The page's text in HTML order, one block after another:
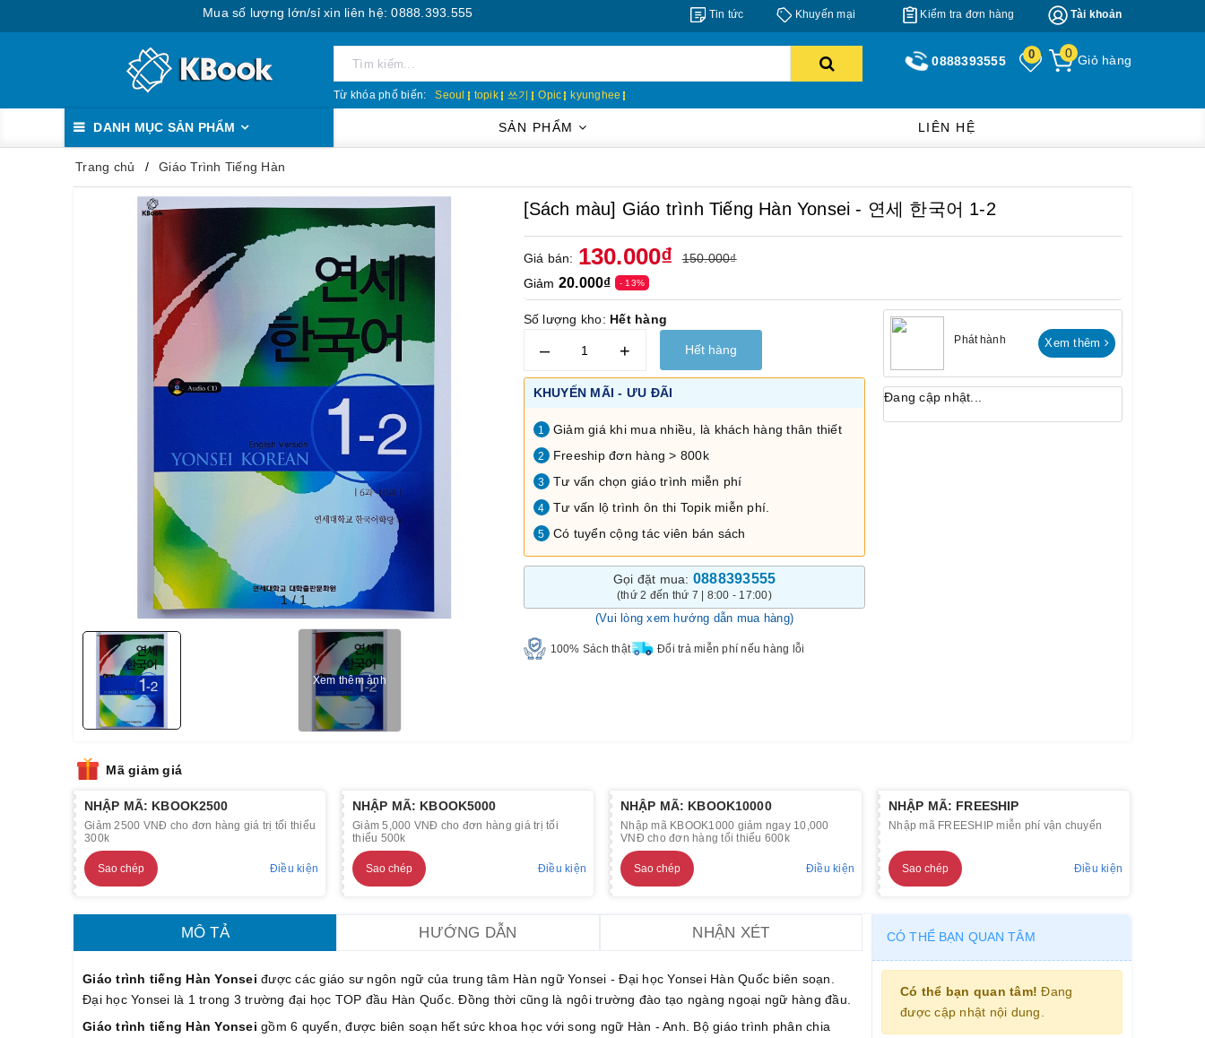
Mua số lượng lớn/sỉ xin liên hệ: 0888.393.555 Tài khoản
Kiểm tra đơn hàng
Khuyến mại
Tin tức
Từ khóa phổ biến: Seoul topik 쓰기 Opic kyunghee
Giỏ hàng
0
0
0888393555
DANH MỤC SẢN PHẨM SẢN PHẨM LIÊN HỆ
Trang chủ Giáo Trình Tiếng Hàn
1/1
Xem thêm ảnh
[Sách màu] Giáo trình Tiếng Hàn Yonsei - 연세 한국어 1-2
Giá bán: 130.000₫
150.000₫
Giảm 20.000₫ - 13%
Số lượng kho: Hết hàng
– + Hết hàng
KHUYẾN MÃI - ƯU ĐÃI
1 Giảm giá khi mua nhiều, là khách hàng thân thiết
2 Freeship đơn hàng > 800k
3 Tư vấn chọn giáo trình miễn phí
4 Tư vấn lộ trình ôn thi Topik miễn phí.
5 Có tuyển cộng tác viên bán sách
Gọi đặt mua: 0888393555
(thứ 2 đến thứ 7 | 8:00 - 17:00)
(Vui lòng xem hướng dẫn mua hàng)
100% Sách thật Đổi trả miễn phí nếu hàng lỗi
Phát hành Xem thêm
Đang cập nhật...
Mã giảm giá
NHẬP MÃ: KBOOK2500
Giảm 2500 VNĐ cho đơn hàng giá trị tối thiểu
300k
Sao chép Điều kiện
NHẬP MÃ: KBOOK5000
Giảm 5,000 VNĐ cho đơn hàng giá trị tối
thiểu 500k
Sao chép Điều kiện
NHẬP MÃ: KBOOK10000
Nhập mã KBOOK1000 giảm ngay 10,000
VNĐ cho đơn hàng tối thiểu 600k
Sao chép Điều kiện
NHẬP MÃ: FREESHIP
Nhập mã FREESHIP miễn phí vận chuyển
Sao chép Điều kiện
MÔ TẢ HƯỚNG DẪN NHẬN XÉT
Giáo trình tiếng Hàn Yonsei được các giáo sư ngôn ngữ của trung tâm Hàn ngữ Yonsei - Đại học Yonsei Hàn Quốc biên soạn.
Đại học Yonsei là 1 trong 3 trường đại học TOP đầu Hàn Quốc. Đồng thời cũng là ngôi trường đào tạo ngàng ngoại ngữ hàng đầu.
Giáo trình tiếng Hàn Yonsei gồm 6 quyển, được biên soạn hết sức khoa học với song ngữ Hàn - Anh. Bộ giáo trình phân chia
CÓ THỂ BẠN QUAN TÂM
Có thể bạn quan tâm! Đang
được cập nhật nội dung.